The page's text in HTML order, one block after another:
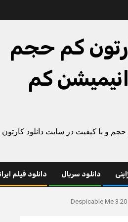
کم حجم
کم
حجم و با کیفیت در سایت دانلود کارتون
دانلود سریال دانلود فیلم